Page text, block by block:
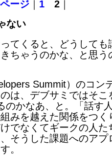
ージ
1 2
ない
てくると、どうしても
ちゃうのかな、と思う
Summit）のコン
は、デブサミではそこ
のかなあ、と。「話す
みを越えた関係をつく
でなくてギークの人た
そうした課題へのアプ
。